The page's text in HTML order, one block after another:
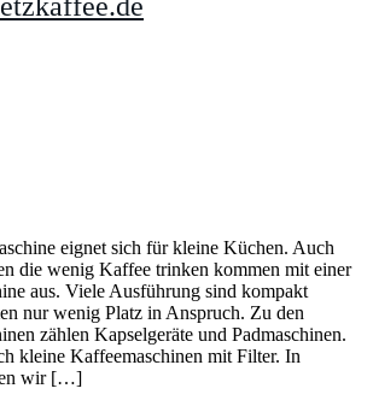
eignet sich für kleine Küchen. Auch
die wenig Kaffee trinken kommen mit einer
aus. Viele Ausführung sind kompakt
nur wenig Platz in Anspruch. Zu den
zählen Kapselgeräte und Padmaschinen.
kleine Kaffeemaschinen mit Filter. In
wir […]